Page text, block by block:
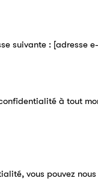
suivante : [adresse
à tout
vous pouvez